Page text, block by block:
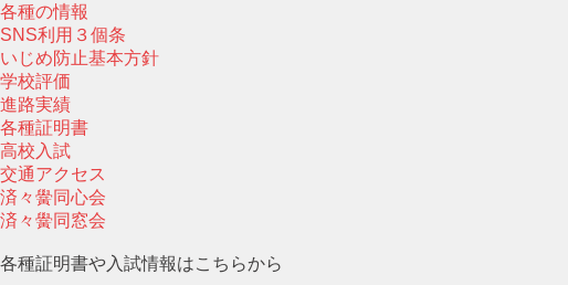
各種の情報
SNS利用３個条
いじめ防止基本方針
学校評価
進路実績
各種証明書
高校入試
交通アクセス
済々黌同心会
済々黌同窓会
各種証明書や入試情報はこちらから